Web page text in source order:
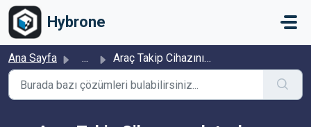
Ana içeriğe geç
Hybrone
Ana Sayfa ... Araç Takip Cihazının detayları nelerdir, Hybrone'da n...